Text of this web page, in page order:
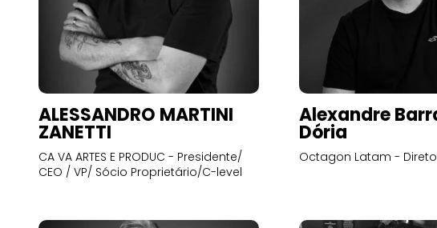
ALESSANDRO MARTINI
ZANETTI
CA VA ARTES E PRODUC - Presidente/
CEO / VP/ Sócio Proprietário/C-level
Alexandre
Dória
Octagon Latam -